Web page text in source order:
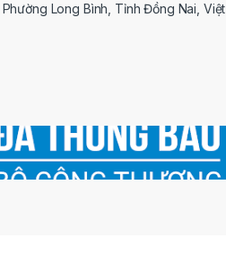
Long Bình, Tỉnh Đồng Nai, Việt